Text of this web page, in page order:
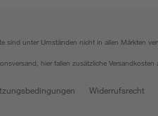
sind unter Umständen nicht in allen Märkten
hier fallen zusätzliche Versandkosten
Widerrufsrecht